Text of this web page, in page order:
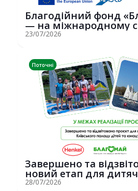
Благодійний фонд
— на міжнародному
Erasmus+ у С...
23/07/2026
Поточні
Завершено та
новий етап для
вітрильного спор...
28/07/2026